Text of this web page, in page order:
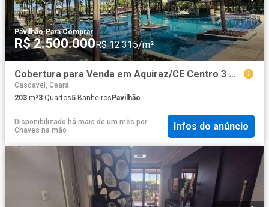
Pavilhão·Para Comprar
R$ 2.500.000R$ 12.315/m²
Cobertura para Venda em Aquiraz/CE Centro 3 Quartos
Cascavel, Ceará
203 m²3 Quartos5 Banheiros Pavilhão
Disponibilizado há mais de um mês por
Chaves na mão
Infos do anúncio